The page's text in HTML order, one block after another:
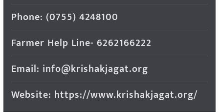
Phone: (0755) 4248100
Farmer Help Line- 6262166222
Email: info@krishakjagat.org
Website: https://www.krishakjagat.org/